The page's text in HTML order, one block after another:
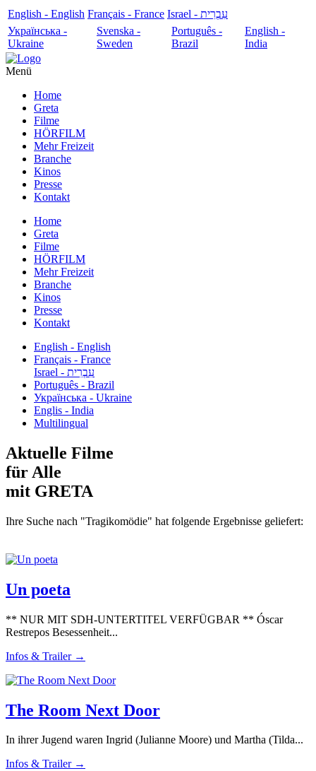
English - English Français - France
עִבְרִית - Israel
Українська -
Ukraine
Svenska -
Sweden
Português -
Brazil
English -
India
Menü
Home
Greta
Filme
HÖRFILM
Mehr Freizeit
Branche
Kinos
Presse
Kontakt
Home
Greta
Filme
HÖRFILM
Mehr Freizeit
Branche
Kinos
Presse
Kontakt
English - English
Français - France
עִבְרִית - Israel
Português - Brazil
Українська - Ukraine
Englis - India
Multilingual
Aktuelle Filme
für Alle
mit GRETA
Ihre Suche nach "Tragikomödie" hat folgende Ergebnisse geliefert:
Un poeta
** NUR MIT SDH-UNTERTITEL VERFÜGBAR ** Óscar
Restrepos Besessenheit...
Infos & Trailer →
The Room Next Door
In ihrer Jugend waren Ingrid (Julianne Moore) und Martha (Tilda...
Infos & Trailer →